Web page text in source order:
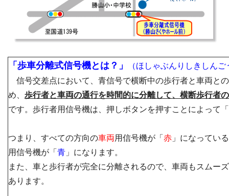
「歩車分離式信号機とは？」
（ほしゃぶんりしきしんご
信号交差点において、青信号で横断中の歩行者と車両と
め、 歩行者と車両の通行を時間的に分離して、横断歩行者
です。歩行者用信号機は、押しボタンを押すことによって「
つまり、すべての方向の車両用信号機が「 赤 」になってい
用信号機が「 青 」になります。
また、車と歩行者が完全に分離されるので、車両もスムー
あります。